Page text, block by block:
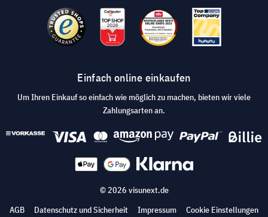
Einfach online einkaufen
Um Ihren Einkauf so einfach wie möglich zu machen, bieten wir viele
Zahlungsarten an.
© 2026 visunext.de
AGB
Datenschutz und Sicherheit Impressum Cookie Einstellungen